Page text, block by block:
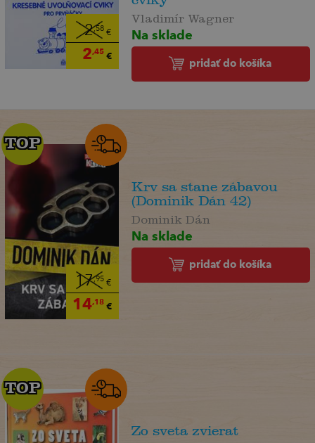
2,58€
2,45€
Vladimír Wagner
Na sklade
pridať do košíka
17,95€
14,18€
TOP
TOP
Krv sa stane zábavou
(Dominik Dán 42)
Dominik Dán
Na sklade
pridať do košíka
TOP
TOP
Zo sveta zvierat